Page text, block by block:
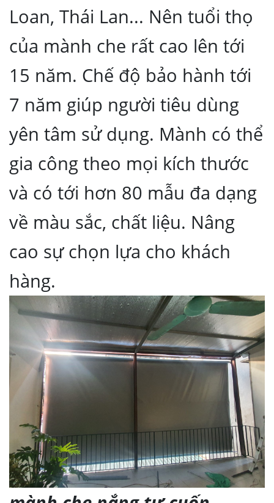
Loan, Thái Lan... Nên tuổi thọ
của mành che rất cao lên tới
15 năm. Chế độ bảo hành tới
7 năm giúp người tiêu dùng
yên tâm sử dụng. Mành có thể
gia công theo mọi kích thước
và có tới hơn 80 mẫu đa dạng
về màu sắc, chất liệu. Nâng
cao sự chọn lựa cho khách
hàng.